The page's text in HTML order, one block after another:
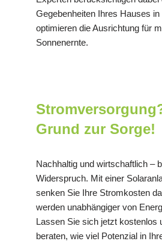
Gegebenheiten Ihres Hauses in
optimieren die Ausrichtung für
Sonnenernte.
Grund zur Sorge!
Nachhaltig und wirtschaftlich –
Widerspruch. Mit einer
senken Sie Ihre Stromkosten
werden unabhängiger von
Lassen Sie sich jetzt kostenlos
beraten, wie viel Potenzial in